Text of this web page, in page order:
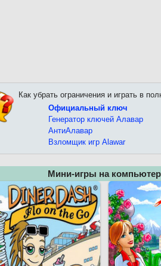
Как убрать ограничения и играть в
Официальный ключ
Генератор ключей Алавар
АнтиАлавар
Взломщик игр Alawar
Мини-игры на компьютер